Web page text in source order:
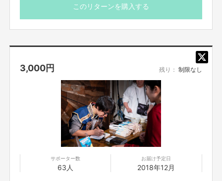
このリターンを購入する
3,000円 残り： 制限なし
サポーター数
63人
お届け予定日
2018年12月